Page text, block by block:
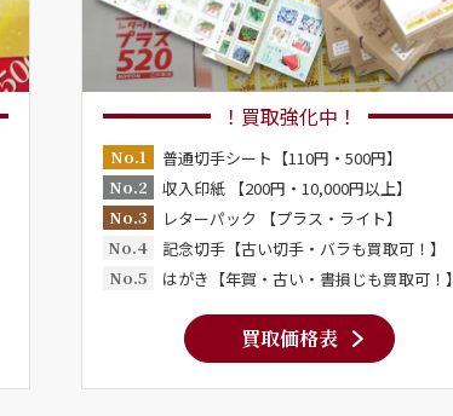
！買取強化中！
No.1
普通切手シート【110円・500円】
No.2
収入印紙 【200円・10,000円以上】
No.3
レターパック 【プラス・ライト】
No.4
記念切手【古い切手・バラも買取可！】
No.5
はがき【年賀・古い・書損じも買取可！】
買取価格表